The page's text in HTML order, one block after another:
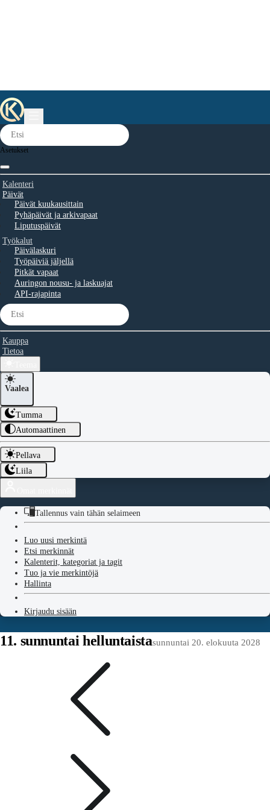
Asetukset
Kalenteri
Päivät
Päivät kuukausittain
Pyhäpäivät ja arkivapaat
Liputuspäivät
Työkalut
Päivälaskuri
Työpäiviä jäljellä
Pitkät vapaat
Auringon nousu- ja laskuajat
API-rajapinta
Kauppa
Tietoa
Vaalea
Tumma
Automaattinen
Pellava
Liila
Tallennus vain tähän selaimeen
Luo uusi merkintä
Etsi merkinnät
Kalenterit, kategoriat ja tagit
Tuo ja vie merkintöjä
Hallinta
Kirjaudu sisään
11. sunnuntai helluntaistasunnuntai 20. elokuuta 2028